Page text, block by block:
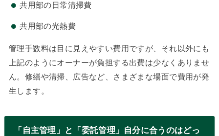
共用部の日常清掃費
共用部の光熱費
管理手数料は目に見えやすい費用ですが、それ以外にも
上記のようにオーナーが負担する出費は少なくありませ
ん。修繕や清掃、広告など、さまざまな場面で費用が発
生します。
「自主管理」と「委託管理」自分に合うのはどっ